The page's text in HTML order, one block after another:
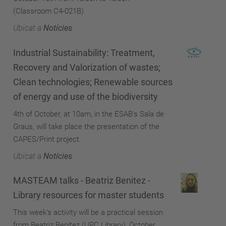
(Classroom C4-021B)
Ubicat a Notícies
Industrial Sustainability: Treatment,
Recovery and Valorization of wastes;
Clean technologies; Renewable sources
of energy and use of the biodiversity
4th of October, at 10am, in the ESAB's Sala de
Graus, will take place the presentation of the
CAPES/Print project.
Ubicat a Notícies
MASTEAM talks - Beatriz Benitez -
Library resources for master students
This week's activity will be a practical session